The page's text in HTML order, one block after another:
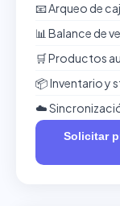
📧 Arqueo de
📊 Balance de
🛒 Productos
📦 Inventario y
☁️
Solicitar